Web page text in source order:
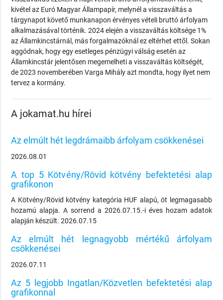
kivétel az Euró Magyar Állampapír, melynél a visszaváltás a
tárgynapot követő munkanapon érvényes vételi bruttó árfolyam
alkalmazásával történik. 2024 elején a visszaváltás költsége 1%
az Államkincstárnál, más forgalmazóknál ez eltérhet ettől. Sokan
aggódnak, hogy egy esetleges pénzügyi válság esetén az
Államkincstár jelentősen megemelheti a visszaváltás költségét,
de 2023 novemberében Varga Mihály azt mondta, hogy ilyet nem
tervez a kormány.
A jokamat.hu hírei
Az elmúlt hét legdrámaibb árfolyam csökkenései
2026.08.01
A top 5 Kötvény/Rövid kötvény befektetési alap
grafikonon
A Kötvény/Rövid kötvény kategória HUF alapú, öt legmagasabb
hozamú alapja. A sorrend a 2026.07.15.-i éves hozam adatok
alapján készült. 2026.07.15
Az elmúlt hét legnagyobb mértékű árfolyam
csökkenései
2026.07.11
Az 5 legjobb Ingatlan/Közvetlen befektetési alap
grafikonnal